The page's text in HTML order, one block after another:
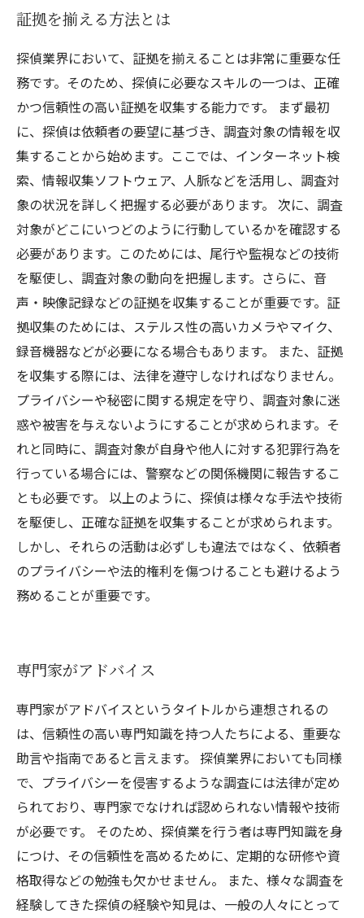
証拠を揃える方法とは
探偵業界において、証拠を揃えることは非常に重要な任
務です。そのため、探偵に必要なスキルの一つは、正確
かつ信頼性の高い証拠を収集する能力です。 まず最初
に、探偵は依頼者の要望に基づき、調査対象の情報を収
集することから始めます。ここでは、インターネット検
索、情報収集ソフトウェア、人脈などを活用し、調査対
象の状況を詳しく把握する必要があります。 次に、調査
対象がどこにいつどのように行動しているかを確認する
必要があります。このためには、尾行や監視などの技術
を駆使し、調査対象の動向を把握します。さらに、音
声・映像記録などの証拠を収集することが重要です。証
拠収集のためには、ステルス性の高いカメラやマイク、
録音機器などが必要になる場合もあります。 また、証拠
を収集する際には、法律を遵守しなければなりません。
プライバシーや秘密に関する規定を守り、調査対象に迷
惑や被害を与えないようにすることが求められます。そ
れと同時に、調査対象が自身や他人に対する犯罪行為を
行っている場合には、警察などの関係機関に報告するこ
とも必要です。 以上のように、探偵は様々な手法や技術
を駆使し、正確な証拠を収集することが求められます。
しかし、それらの活動は必ずしも違法ではなく、依頼者
のプライバシーや法的権利を傷つけることも避けるよう
務めることが重要です。
専門家がアドバイス
専門家がアドバイスというタイトルから連想されるの
は、信頼性の高い専門知識を持つ人たちによる、重要な
助言や指南であると言えます。 探偵業界においても同様
で、プライバシーを侵害するような調査には法律が定め
られており、専門家でなければ認められない情報や技術
が必要です。 そのため、探偵業を行う者は専門知識を身
につけ、その信頼性を高めるために、定期的な研修や資
格取得などの勉強も欠かせません。 また、様々な調査を
経験してきた探偵の経験や知見は、一般の人々にとって